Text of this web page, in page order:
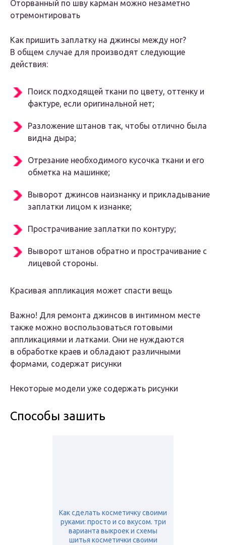
Оторванный по шву карман можно незаметно
отремонтировать
Как пришить заплатку на джинсы между ног?
В общем случае для производят следующие
действия:
Поиск подходящей ткани по цвету, оттенку и
фактуре, если оригинальной нет;
Разложение штанов так, чтобы отлично была
видна дыра;
Отрезание необходимого кусочка ткани и его
обметка на машинке;
Выворот джинсов наизнанку и прикладывание
заплатки лицом к изнанке;
Прострачивание заплатки по контуру;
Выворот штанов обратно и прострачивание с
лицевой стороны.
Красивая аппликация может спасти вещь
Важно! Для ремонта джинсов в интимном месте
также можно воспользоваться готовыми
аппликациями и латками. Они не нуждаются
в обработке краев и обладают различными
формами, содержат рисунки
Некоторые модели уже содержать рисунки
Способы зашить
Как сделать косметичку своими
руками: просто и со вкусом. три
варианта выкроек и схемы
шитья косметички своими